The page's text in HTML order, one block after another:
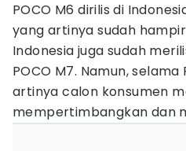
POCO M6 dirilis di
yang artinya sudah
Indonesia juga sudah
POCO M7. Namun, selama
artinya calon konsumen
mempertimbangkan dan